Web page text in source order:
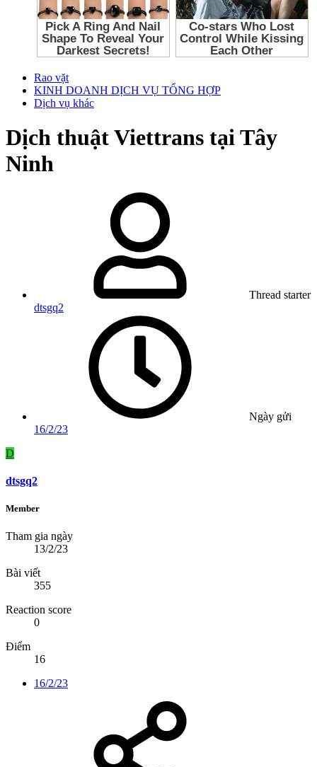
Rao vặt
KINH DOANH DỊCH VỤ TỔNG HỢP
Dịch vụ khác
Dịch thuật Viettrans tại Tây
Ninh
Thread starter
dtsgq2
Ngày gửi
16/2/23
D
dtsgq2
Member
Tham gia ngày
13/2/23
Bài viết
355
Reaction score
0
Điểm
16
16/2/23